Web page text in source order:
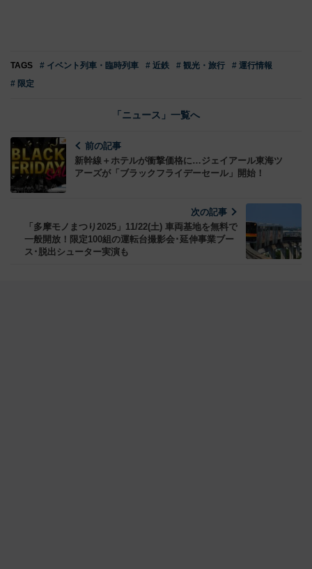
TAGS # イベント列車・臨時列車 # 近鉄 # 観光・旅行
# 運行情報
# 限定
「ニュース」一覧へ
前の記事
新幹線＋ホテルが衝撃価格に…ジェイアール東海ツ
アーズが「ブラックフライデーセール」開始！
次の記事
「多摩モノまつり2025」11/22(土) 車両基地を無料で
一般開放！限定100組の運転台撮影会･延伸事業ブー
ス･脱出シューター実演も